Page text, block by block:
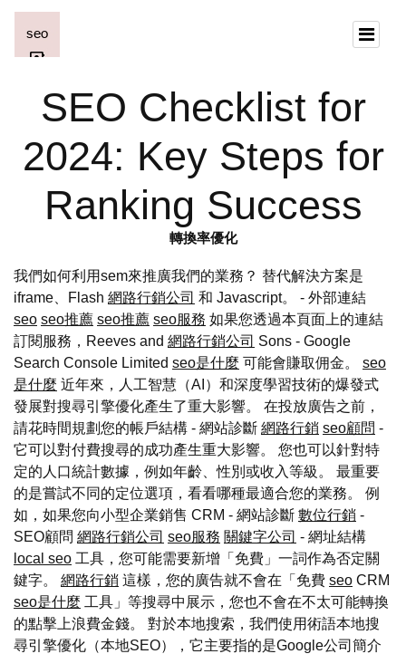
SEO Checklist for
2024: Key Steps for
Ranking Success
轉換率優化
我們如何利用sem來推廣我們的業務？ 替代解決方案是
iframe、Flash 網路行銷公司 和 Javascript。 - 外部連結
seo seo推薦 seo推薦 seo服務 如果您透過本頁面上的連結
訂閱服務，Reeves and 網路行銷公司 Sons - Google
Search Console Limited seo是什麼 可能會賺取佣金。 seo
是什麼 近年來，人工智慧（AI）和深度學習技術的爆發式
發展對搜尋引擎優化產生了重大影響。 在投放廣告之前，
請花時間規劃您的帳戶結構 - 網站診斷 網路行銷 seo顧問 -
它可以對付費搜尋的成功產生重大影響。 您也可以針對特
定的人口統計數據，例如年齡、性別或收入等級。 最重要
的是嘗試不同的定位選項，看看哪種最適合您的業務。 例
如，如果您向小型企業銷售 CRM - 網站診斷 數位行銷 -
SEO顧問 網路行銷公司 seo服務 關鍵字公司 - 網址結構
local seo 工具，您可能需要新增「免費」一詞作為否定關
鍵字。 網路行銷 這樣，您的廣告就不會在「免費 seo CRM
seo是什麼 工具」等搜尋中展示，您也不會在不太可能轉換
的點擊上浪費金錢。 對於本地搜索，我們使用術語本地搜
尋引擎優化（本地SEO），它主要指的是Google公司簡介